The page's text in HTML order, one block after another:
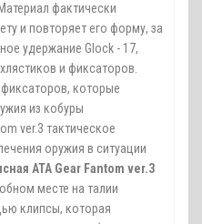
фактически
и повторяет его форму, за
удержание Glock - 17,
и фиксаторов.
фиксаторов, которые
из кобуры
ver.3 тактическое
оружия в ситуации
ATA Gear Fantom ver.3
месте на талии
клипсы, которая